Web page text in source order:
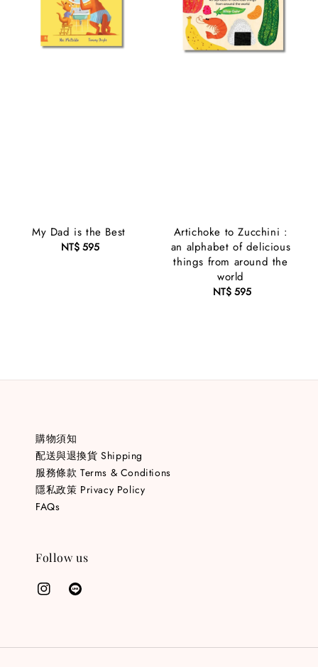
My Dad is the Best
Regular
NT$ 595
Artichoke to Zucchini :
an alphabet of delicious
things from around the
world
Regular
NT$ 595
購物須知
配送與退換貨 Shipping
服務條款 Terms & Conditions
隱私政策 Privacy Policy
FAQs
Follow us